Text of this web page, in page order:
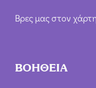
Βρες μας στον
ΒΟΗΘΕΙΑ